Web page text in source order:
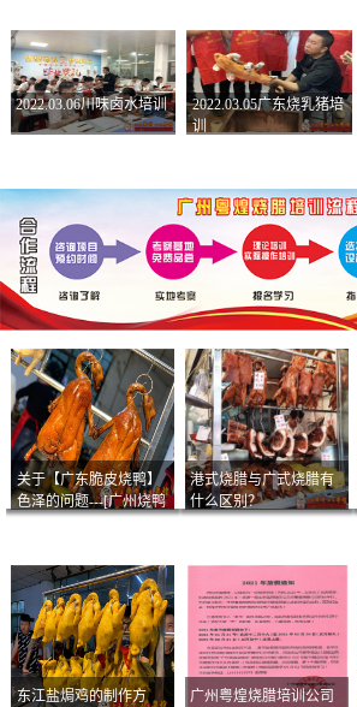
2022.03.06川味卤水培训
2022.03.05广东烧乳猪培
训
关于【广东脆皮烧鸭】
色泽的问题---[广州烧鸭
港式烧腊与广式烧腊有
什么区别？
东江盐焗鸡的制作方
广州粤煌烧腊培训公司